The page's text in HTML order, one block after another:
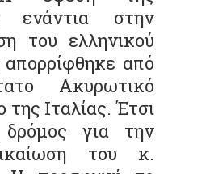
ενάντια στην
του ελληνικού
απορρίφθηκε από
Ακυρωτικό
της Ιταλίας. Έτσι
για την
του κ.